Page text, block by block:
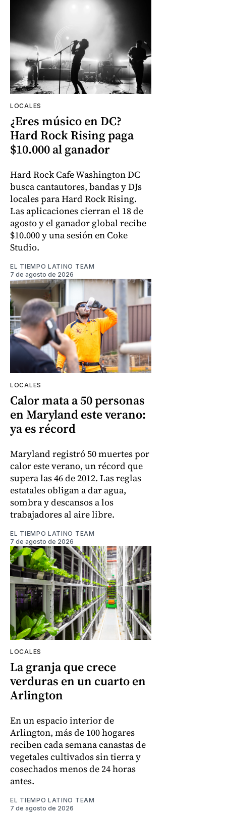
LOCALES
¿Eres músico en DC?
Hard Rock Rising paga
$10.000 al ganador
Hard Rock Cafe Washington DC
busca cantautores, bandas y DJs
locales para Hard Rock Rising.
Las aplicaciones cierran el 18 de
agosto y el ganador global recibe
$10.000 y una sesión en Coke
Studio.
EL TIEMPO LATINO TEAM
7 de agosto de 2026
LOCALES
Calor mata a 50 personas
en Maryland este verano:
ya es récord
Maryland registró 50 muertes por
calor este verano, un récord que
supera las 46 de 2012. Las reglas
estatales obligan a dar agua,
sombra y descansos a los
trabajadores al aire libre.
EL TIEMPO LATINO TEAM
7 de agosto de 2026
LOCALES
La granja que crece
verduras en un cuarto en
Arlington
En un espacio interior de
Arlington, más de 100 hogares
reciben cada semana canastas de
vegetales cultivados sin tierra y
cosechados menos de 24 horas
antes.
EL TIEMPO LATINO TEAM
7 de agosto de 2026